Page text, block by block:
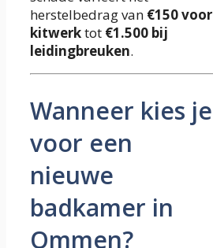
herstelbedrag van €150 voor
kitwerktot €1.500 bij
leidingbreuken.
Wanneer kies je
voor een
nieuwe
badkamer in
Ommen?